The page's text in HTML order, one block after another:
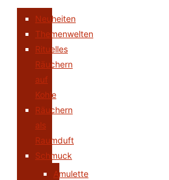
Neuheiten
Themenwelten
Rituelles
Räuchern
auf
Kohle
Räuchern
als
Raumduft
Schmuck
Amulette